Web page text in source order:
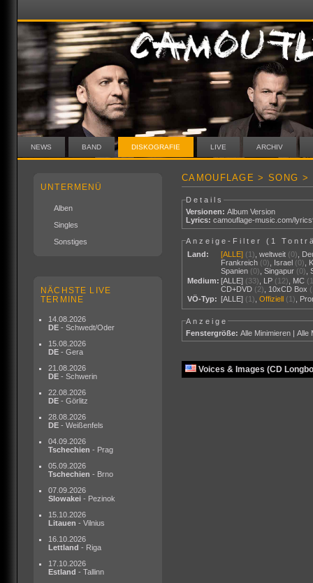
NEWS BAND DISKOGRAFIE LIVE ARCHIV
UNTERMENÜ
Alben
Singles
Sonstiges
NÄCHSTE LIVE
TERMINE
14.08.2026
DE - Schwedt/Oder
15.08.2026
DE - Gera
21.08.2026
DE - Schwerin
22.08.2026
DE - Görlitz
28.08.2026
DE - Weißenfels
04.09.2026
Tschechien - Prag
05.09.2026
Tschechien - Brno
07.09.2026
Slowakei - Pezinok
15.10.2026
Litauen - Vilnius
16.10.2026
Lettland - Riga
17.10.2026
Estland - Tallinn
CAMOUFLAGE > SONG
Details
Versionen: Album Version
Lyrics: camouflage-music.com/
Anzeige-Filter ( 1
Land:
[ALLE] (1) ,weltweit (0)
Frankreich (0) Israel (0)
Spanien (0) ,Singapur (0) ,
Medium: [ALLE] (33) LP (12) MC
CD+DVD (2) 10xCD Box
VÖ-Typ: [ALLE] (1) ,Offiziell (1)
Anzeige
Fenstergröße: Alle Minimieren |Alle
Voices & Images (CD